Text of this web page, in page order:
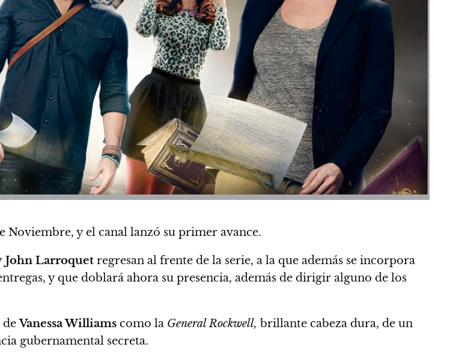
Noviembre, y el canal lanzó su primer avance.
John Larroquet regresan al frente de la serie, a la que además se incorpora
y que doblará ahora su presencia, además de dirigir alguno de los
deVanessa Williams como la General Rockwell, brillante cabeza dura, de un
gubernamental secreta.